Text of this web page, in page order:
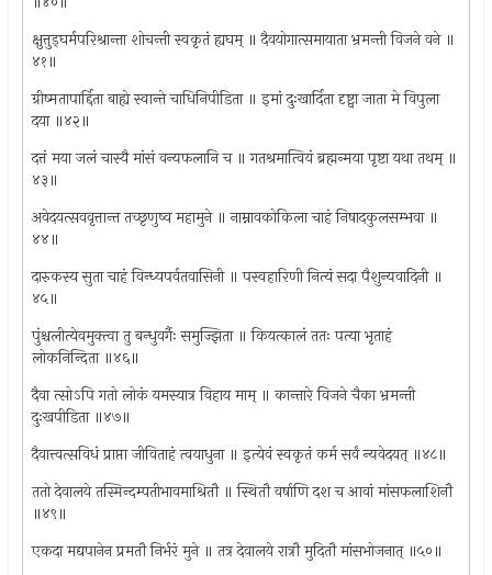
क्षुत्तुड्घर्मपरिश्रान्ता शोचन्ती स्वकृतं ह्यघम् ॥ दैवयोगात्समायाता भ्रमन्ती विजने वने ॥
४१॥
ग्रीष्मतापार्द्दिता बाह्ये स्वान्ते चाधिनिपीडिता ॥ इमां दुःखार्दिता दृष्ट्वा जाता मे विपुला
दया ॥४२॥
दत्तं मया जलं चास्यै मांसं वन्यफलानि च ॥ गतश्रमात्वियं ब्रह्मन्मया पृष्टा यथा तथम् ॥
४३॥
अवेदयत्सववृत्तान्त तच्छृणुष्व महामुने ॥ नाम्नावकोकिला चाहं निषादकुलसम्भवा ॥
४४॥
दारुकस्य सुता चाहं विन्ध्यपर्वतवासिनी ॥ पस्वहारिणी नित्यं सदा पैशुन्यवादिनी ॥
४५॥
पुंश्चलीत्येवमुक्त्वा तु बन्धुवर्गैः समुज्झिता ॥ कियत्कालं ततः पत्या भृताहं
लोकनिन्दिता ॥४६॥
दैवा त्सोऽपि गतो लोकं यमस्यात्र विहाय माम् ॥ कान्तारे विजने चैका भ्रमन्ती
दुःखपीडिता ॥४७॥
दैवात्त्वत्सविधं प्राप्ता जीविताहं त्वयाधुना ॥ इत्येवं स्वकृतं कर्म सर्वं न्यवेदयत् ॥४८॥
ततो देवालये तस्मिन्दम्पतीभावमाश्रितौ ॥ स्थितौ वर्षाणि दश च आवां मांसफलाशिनौ
॥४९॥
एकदा मद्यपानेन प्रमतौ निर्भरं मुने ॥ तत्र देवालये रात्रौ मुदितौ मांसभोजनात् ॥५०॥